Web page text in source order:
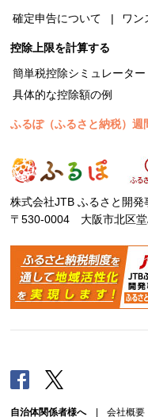
確定申告について
ワン
控除上限を計算する
簡単税控除シミュレーター
具体的な控除額の例
ふるぽ（ふるさと納税）
株式会社JTB ふるさと開発
〒530-0004 大阪市北区
Facebook
自治体関係者様へ| 会社概要